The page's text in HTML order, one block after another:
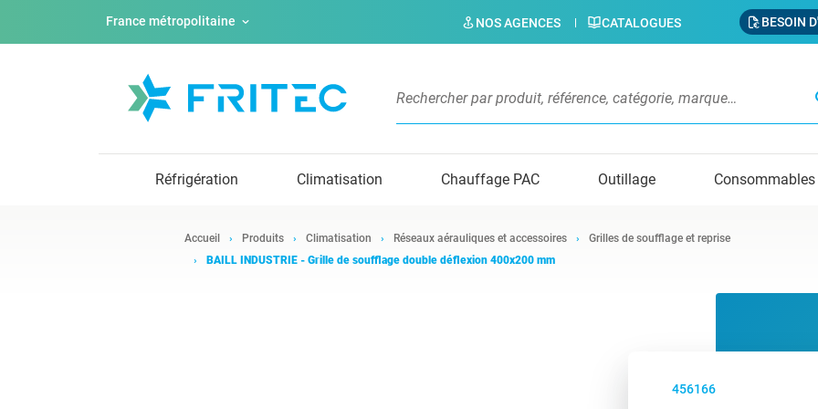
France métropolitaine NOS AGENCES CATALOGUES BESOIN
Réfrigération Climatisation Chauffage PAC Outillage Consommables
Accueil Produits Climatisation Réseaux aérauliques et accessoires
Grilles de soufflage et reprise
BAILL INDUSTRIE - Grille de soufflage double déflexion 400x200 mm
456166